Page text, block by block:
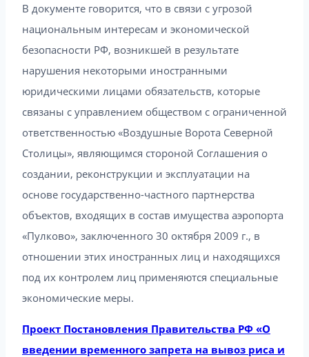
В документе говорится, что в связи с угрозой
национальным интересам и экономической
безопасности РФ, возникшей в результате
нарушения некоторыми иностранными
юридическими лицами обязательств, которые
связаны с управлением обществом с ограниченной
ответственностью «Воздушные Ворота Северной
Столицы», являющимся стороной Соглашения о
создании, реконструкции и эксплуатации на
основе государственно-частного партнерства
объектов, входящих в состав имущества аэропорта
«Пулково», заключенного 30 октября 2009 г., в
отношении этих иностранных лиц и находящихся
под их контролем лиц применяются специальные
экономические меры.
Проект Постановления Правительства РФ «О
введении временного запрета на вывоз риса и